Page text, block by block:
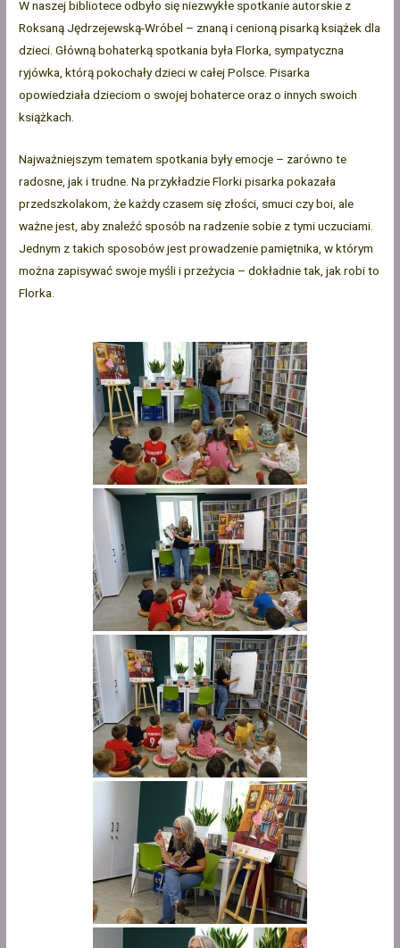
W naszej bibliotece odbyło się niezwykłe spotkanie autorskie z
Roksaną Jędrzejewską-Wróbel – znaną i cenioną pisarką książek dla
dzieci. Główną bohaterką spotkania była Florka, sympatyczna
ryjówka, którą pokochały dzieci w całej Polsce. Pisarka
opowiedziała dzieciom o swojej bohaterce oraz o innych swoich
książkach.
Najważniejszym tematem spotkania były emocje – zarówno te
radosne, jak i trudne. Na przykładzie Florki pisarka pokazała
przedszkolakom, że każdy czasem się złości, smuci czy boi, ale
ważne jest, aby znaleźć sposób na radzenie sobie z tymi uczuciami.
Jednym z takich sposobów jest prowadzenie pamiętnika, w którym
można zapisywać swoje myśli i przeżycia – dokładnie tak, jak robi to
Florka.